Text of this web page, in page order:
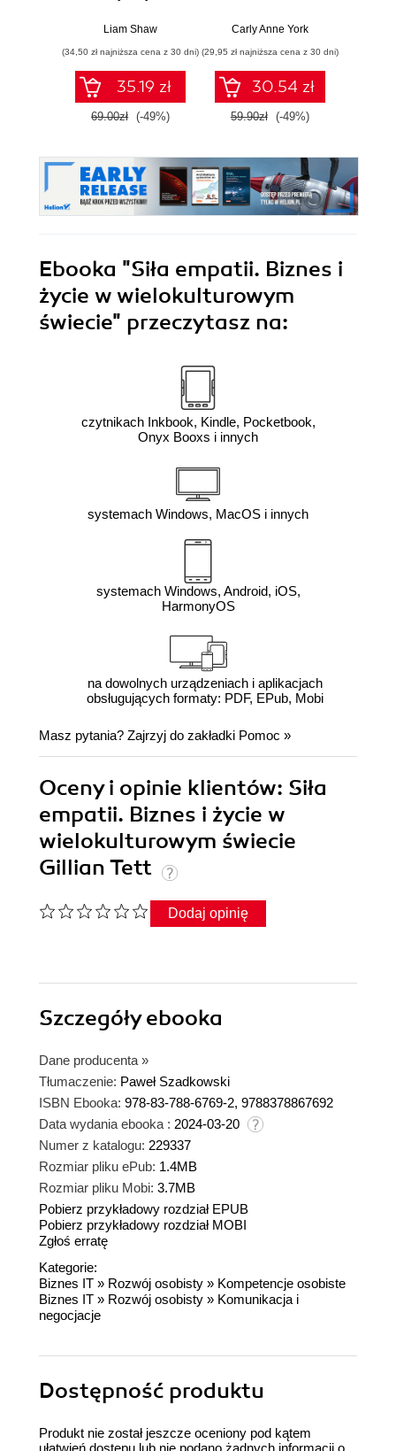
Liam Shaw
(34,50 zł najniższa cena z 30 dni)
35.19 zł
69.00zł (-49%)
poważne odkrycia
Carly Anne York
(29,95 zł najniższa cena z 30 dni)
30.54 zł
59.90zł (-49%)
Ebooka "Siła empatii. Biznes i
życie w wielokulturowym
świecie" przeczytasz na:
czytnikach Inkbook, Kindle, Pocketbook,
Onyx Booxs i innych
systemach Windows, MacOS i innych
systemach Windows, Android, iOS,
HarmonyOS
na dowolnych urządzeniach i aplikacjach
obsługujących formaty: PDF, EPub, Mobi
Masz pytania? Zajrzyj do zakładki Pomoc »
Oceny i opinie klientów: Siła
empatii. Biznes i życie w
wielokulturowym świecie
Gillian Tett
Dodaj opinię
Szczegółyebooka
Dane producenta »
Tłumaczenie: Paweł Szadkowski
ISBN Ebooka: 978-83-788-6769-2, 9788378867692
Data wydania ebooka : 2024-03-20
Numer z katalogu: 229337
Rozmiar pliku ePub: 1.4MB
Rozmiar pliku Mobi: 3.7MB
Pobierz przykładowy rozdział EPUB
Pobierz przykładowy rozdział MOBI
Zgłoś erratę
Kategorie:
Biznes IT » Rozwój osobisty » Kompetencje osobiste
Biznes IT » Rozwój osobisty » Komunikacja i
negocjacje
Dostępność produktu
Produkt nie został jeszcze oceniony pod kątem